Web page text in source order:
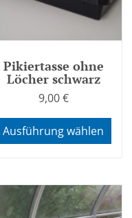
Pikiertasse ohne
Löcher schwarz
9,00€
Ausführung wählen